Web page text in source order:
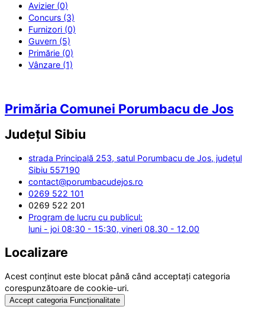
Avizier (0)
Concurs (3)
Furnizori (0)
Guvern (5)
Primărie (0)
Vânzare (1)
Primăria Comunei Porumbacu de Jos
Județul Sibiu
strada Principală 253, satul Porumbacu de Jos, județul
Sibiu 557190
contact@porumbacudejos.ro
0269 522 101
0269 522 201
Program de lucru cu publicul:
luni - joi 08:30 - 15:30, vineri 08.30 - 12.00
Localizare
Acest conținut este blocat până când acceptați categoria
corespunzătoare de cookie-uri.
Accept categoria Funcționalitate